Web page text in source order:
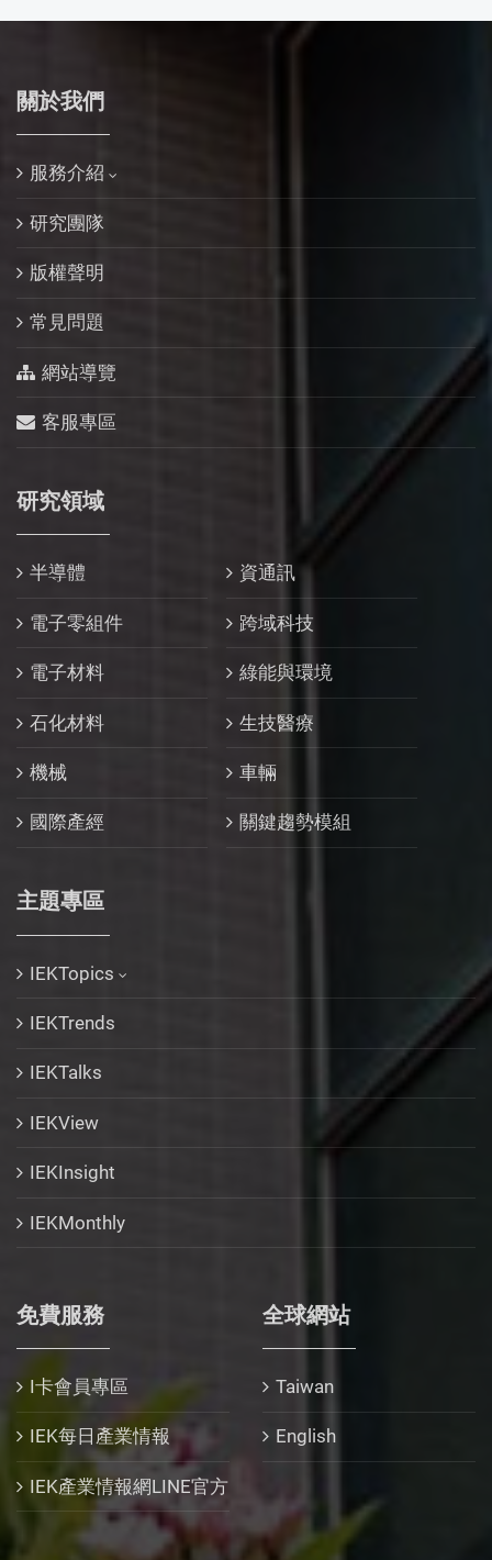
關於我們
服務介紹
研究團隊
版權聲明
常見問題
網站導覽
客服專區
研究領域
半導體 資通訊
電子零組件 跨域科技
電子材料 綠能與環境
石化材料 生技醫療
機械 車輛
國際產經 關鍵趨勢模組
主題專區
IEKTopics
IEKTrends
IEKTalks
IEKView
IEKInsight
IEKMonthly
免費服務
I卡會員專區
IEK每日產業情報
IEK產業情報網LINE官方
全球網站
Taiwan
English